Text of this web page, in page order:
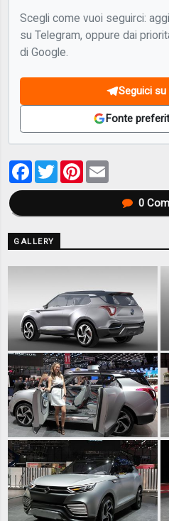
Scegli come vuoi seguirci:
su Telegram, oppure dai
di Google.
Seguici
Fonte
Facebook
TwitterPinterest
0
GALLERY